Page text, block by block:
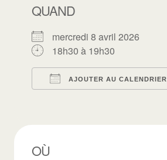
QUAND
mercredi 8 avril 2026
18h30 à 19h30
AJOUTER AU CALENDRIER
OÙ